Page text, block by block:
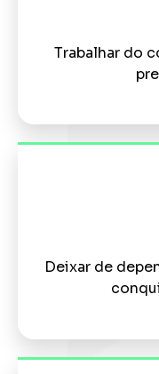
Trabalhar do
Deixar de